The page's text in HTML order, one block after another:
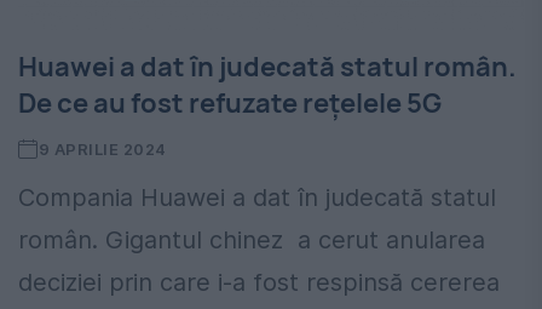
Huawei a dat în judecată statul român.
De ce au fost refuzate rețelele 5G
9 APRILIE 2024
Compania Huawei a dat în judecată statul
român. Gigantul chinez a cerut anularea
deciziei prin care i-a fost respinsă cererea